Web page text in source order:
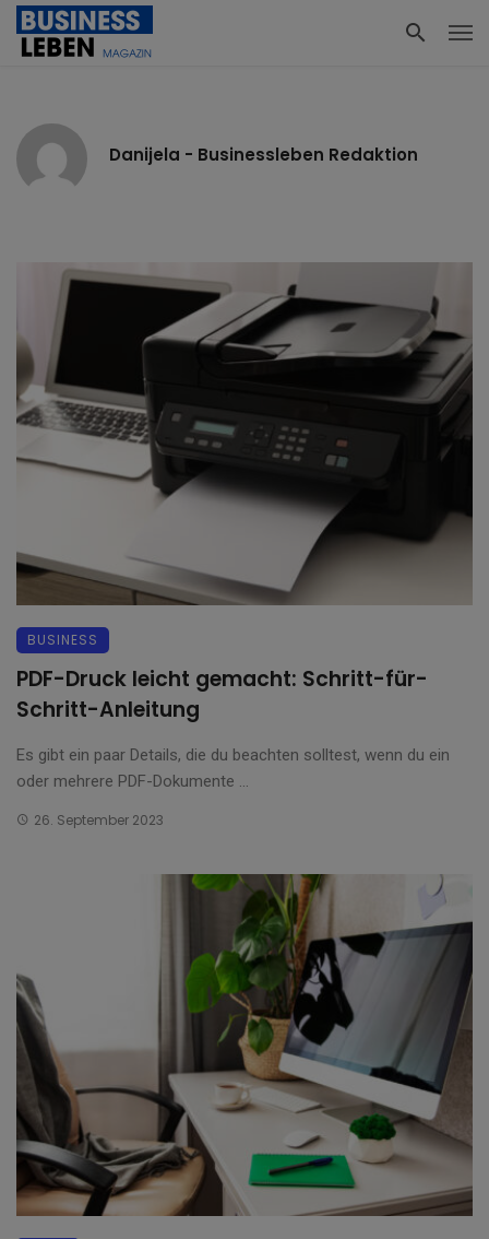
Danijela - Businessleben Redaktion
BUSINESS
PDF-Druck leicht gemacht: Schritt-für-
Schritt-Anleitung
Es gibt ein paar Details, die du beachten solltest, wenn du ein
oder mehrere PDF-Dokumente ...
26. September 2023